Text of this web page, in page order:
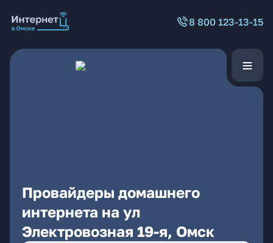
8 800 123-13-15
Провайдеры домашнего
интернета на ул
Электровозная 19-я, Омск